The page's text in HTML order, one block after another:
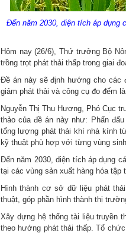
Đến năm 2030, diện tích áp dụng
Hôm nay (26/6), Thứ trưởng Bộ
trồng trọt phát thải thấp trong giai
Đề án này sẽ định hướng cho các
giảm phát thải và công cụ đo đếm
Nguyễn Thị Thu Hương, Phó Cục
thảo của đề án này như: Phấn
tổng lượng phát thải khí nhà kính
kỹ thuật phù hợp với từng vùng
Đến năm 2030, diện tích áp dụng
tại các vùng sản xuất hàng hóa tập
Hình thành cơ sở dữ liệu phát
thuật, góp phần hình thành thị
Xây dựng hệ thống tài liệu truyền
theo hướng phát thải thấp. Tổ